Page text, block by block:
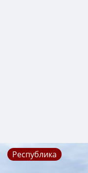
Республика